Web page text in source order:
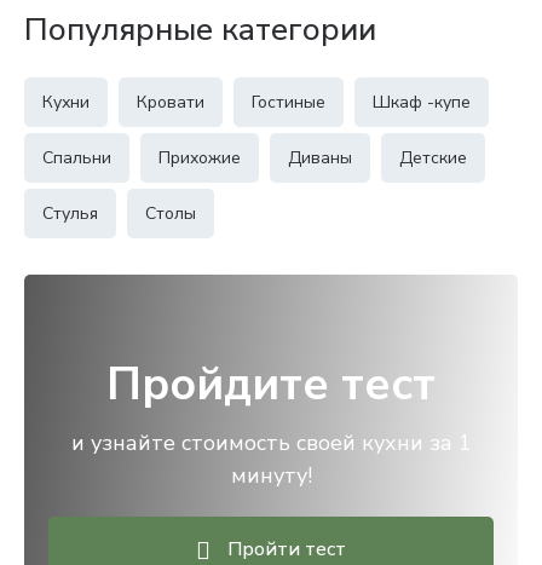
Популярные категории
Кухни Кровати Гостиные Шкаф -купе
Спальни Прихожие Диваны Детские
Стулья Столы
Пройдите тест
и узнайте стоимость своей кухни за 1
минуту!
Пройти тест